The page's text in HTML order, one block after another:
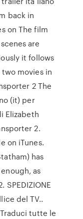
back in
on The film
are
it follows
movies in
2 The
(it) per
Elizabeth
2.
on iTunes.
has
as
del TV..
tutte le